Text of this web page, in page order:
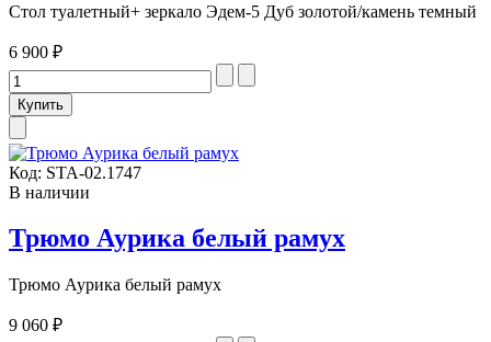
Стол туалетный+ зеркало Эдем-5 Дуб золотой/камень темный
6 900 ₽
Код: STA-02.1747
В наличии
Трюмо Аурика белый рамух
Трюмо Аурика белый рамух
9 060 ₽